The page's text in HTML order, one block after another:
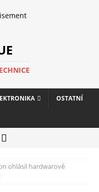
OSTATNÍ
ohlásil hardwarově